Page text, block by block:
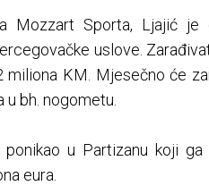
Mozzart Sporta, Ljajić je
uslove.
miliona KM. Mjesečno će
u bh. nogometu.
u Partizanu koji
eura.